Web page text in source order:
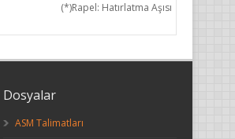
(*)Rapel: Hatırlatma Aşısı
Dosyalar
ASM Talimatları